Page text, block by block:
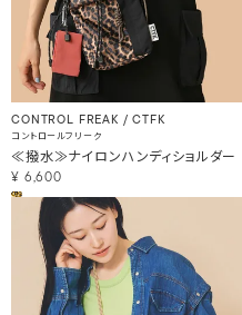
CONTROL FREAK / CTFK
コントロールフリーク
≪撥水≫ナイロンハンディショルダー
¥ 6,600